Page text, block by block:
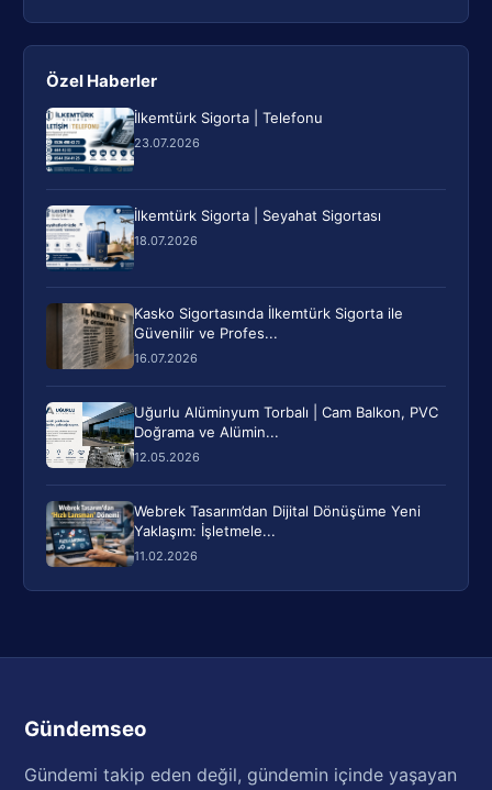
Özel Haberler
İlkemtürk Sigorta | Telefonu
23.07.2026
İlkemtürk Sigorta | Seyahat Sigortası
18.07.2026
Kasko Sigortasında İlkemtürk Sigorta ile
Güvenilir ve Profes...
16.07.2026
Uğurlu Alüminyum Torbalı | Cam Balkon, PVC
Doğrama ve Alümin...
12.05.2026
Webrek Tasarım’dan Dijital Dönüşüme Yeni
Yaklaşım: İşletmele...
11.02.2026
Gündemseo
Gündemi takip eden değil, gündemin içinde yaşayan